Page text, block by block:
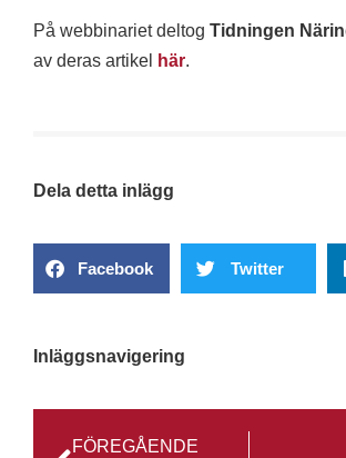
På webbinariet deltog Tidningen
av deras artikel
här.
Dela detta inlägg
Facebook Twitter
Inläggsnavigering
FÖREGÅENDE